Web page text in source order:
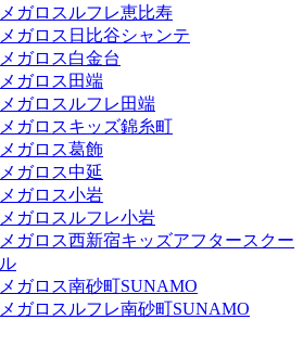
メガロスルフレ恵比寿
メガロス日比谷シャンテ
メガロス白金台
メガロス田端
メガロスルフレ田端
メガロスキッズ錦糸町
メガロス葛飾
メガロス中延
メガロス小岩
メガロスルフレ小岩
メガロス西新宿キッズアフタースクー
ル
メガロス南砂町SUNAMO
メガロスルフレ南砂町SUNAMO